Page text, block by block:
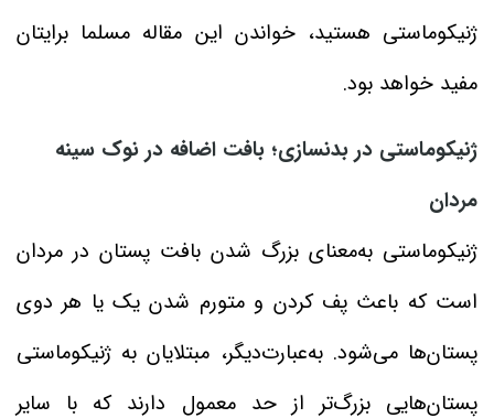
ژنیکوماستی هستید، خواندن این مقاله مسلما برایتان
مفید خواهد بود.
ژنیکوماستی در بدنسازی؛ بافت اضافه در نوک سینه
مردان
ژنیکوماستی به‌معنای بزرگ شدن بافت پستان در مردان
است که باعث پف کردن و متورم شدن یک یا هر دوی
پستان‌ها می‌شود. به‌عبارت‌دیگر، مبتلایان به ژنیکوماستی
پستان‌هایی بزرگ‌تر از حد معمول دارند که با سایر